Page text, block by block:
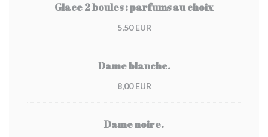
Glace 2 boules : parfums au choix
5,50 EUR
Dame blanche.
8,00 EUR
Dame noire.